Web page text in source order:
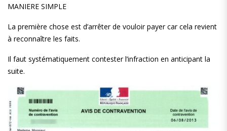
MANIERE SIMPLE
La première chose est d’arrêter de vouloir payer car cela revient
à reconnaître les faits.
Il faut systématiquement contester l’infraction en anticipant la
suite.